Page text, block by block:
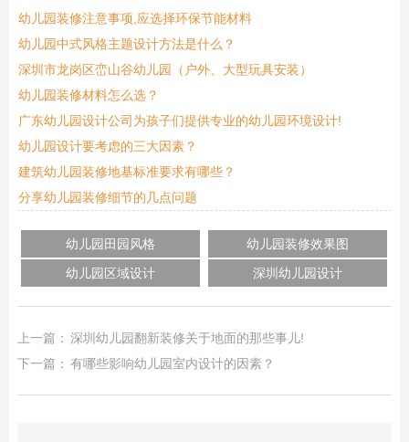
幼儿园装修注意事项,应选择环保节能材料
幼儿园中式风格主题设计方法是什么？
深圳市龙岗区峦山谷幼儿园（户外、大型玩具安装）
幼儿园装修材料怎么选？
广东幼儿园设计公司为孩子们提供专业的幼儿园环境设计!
幼儿园设计要考虑的三大因素？
建筑幼儿园装修地基标准要求有哪些？
分享幼儿园装修细节的几点问题
幼儿园田园风格
幼儿园装修效果图
幼儿园区域设计
深圳幼儿园设计
上一篇： 深圳幼儿园翻新装修关于地面的那些事儿!
下一篇： 有哪些影响幼儿园室内设计的因素？